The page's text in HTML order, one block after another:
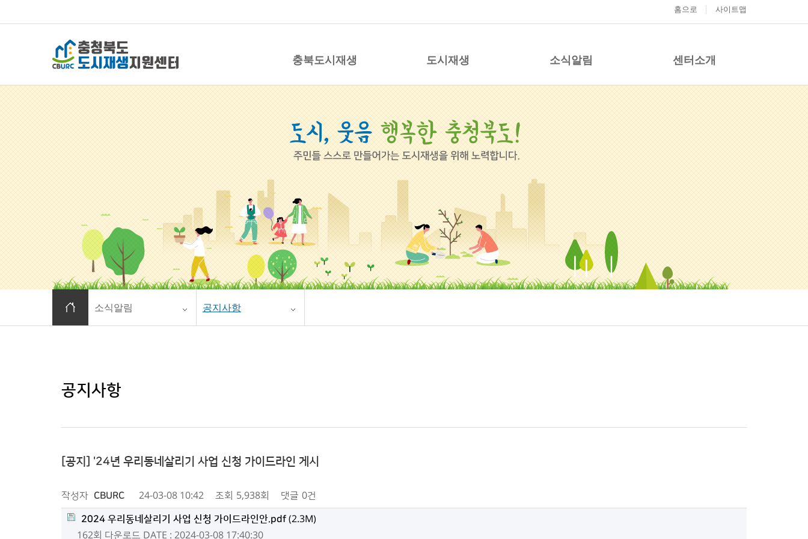
홈으로 사이트맵
충북도시재생 도시재생 소식알림 센터소개
홈으로 이동
소식알림 공지사항
공지사항
[공지] '24년 우리동네살리기 사업 신청 가이드라인 게시
작성자 CBURC 24-03-08 10:42 조회 5,938회 댓글 0건
2024 우리동네살리기 사업 신청 가이드라인안.pdf (2.3M)
162회 다운로드 DATE : 2024-03-08 17:40:30